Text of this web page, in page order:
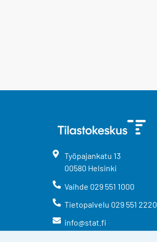
Työpajankatu 13
00580 Helsinki
Vaihde 029 551 1000
Tietopalvelu 029 551 2220
info@stat.fi